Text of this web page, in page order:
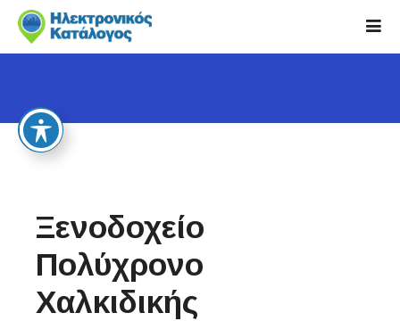
i
Ξενοδοχείο
Πολύχρονο
Χαλκιδικής